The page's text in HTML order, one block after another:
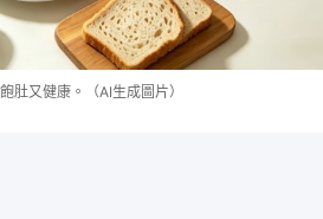
肚又健康。（AI生成圖片）